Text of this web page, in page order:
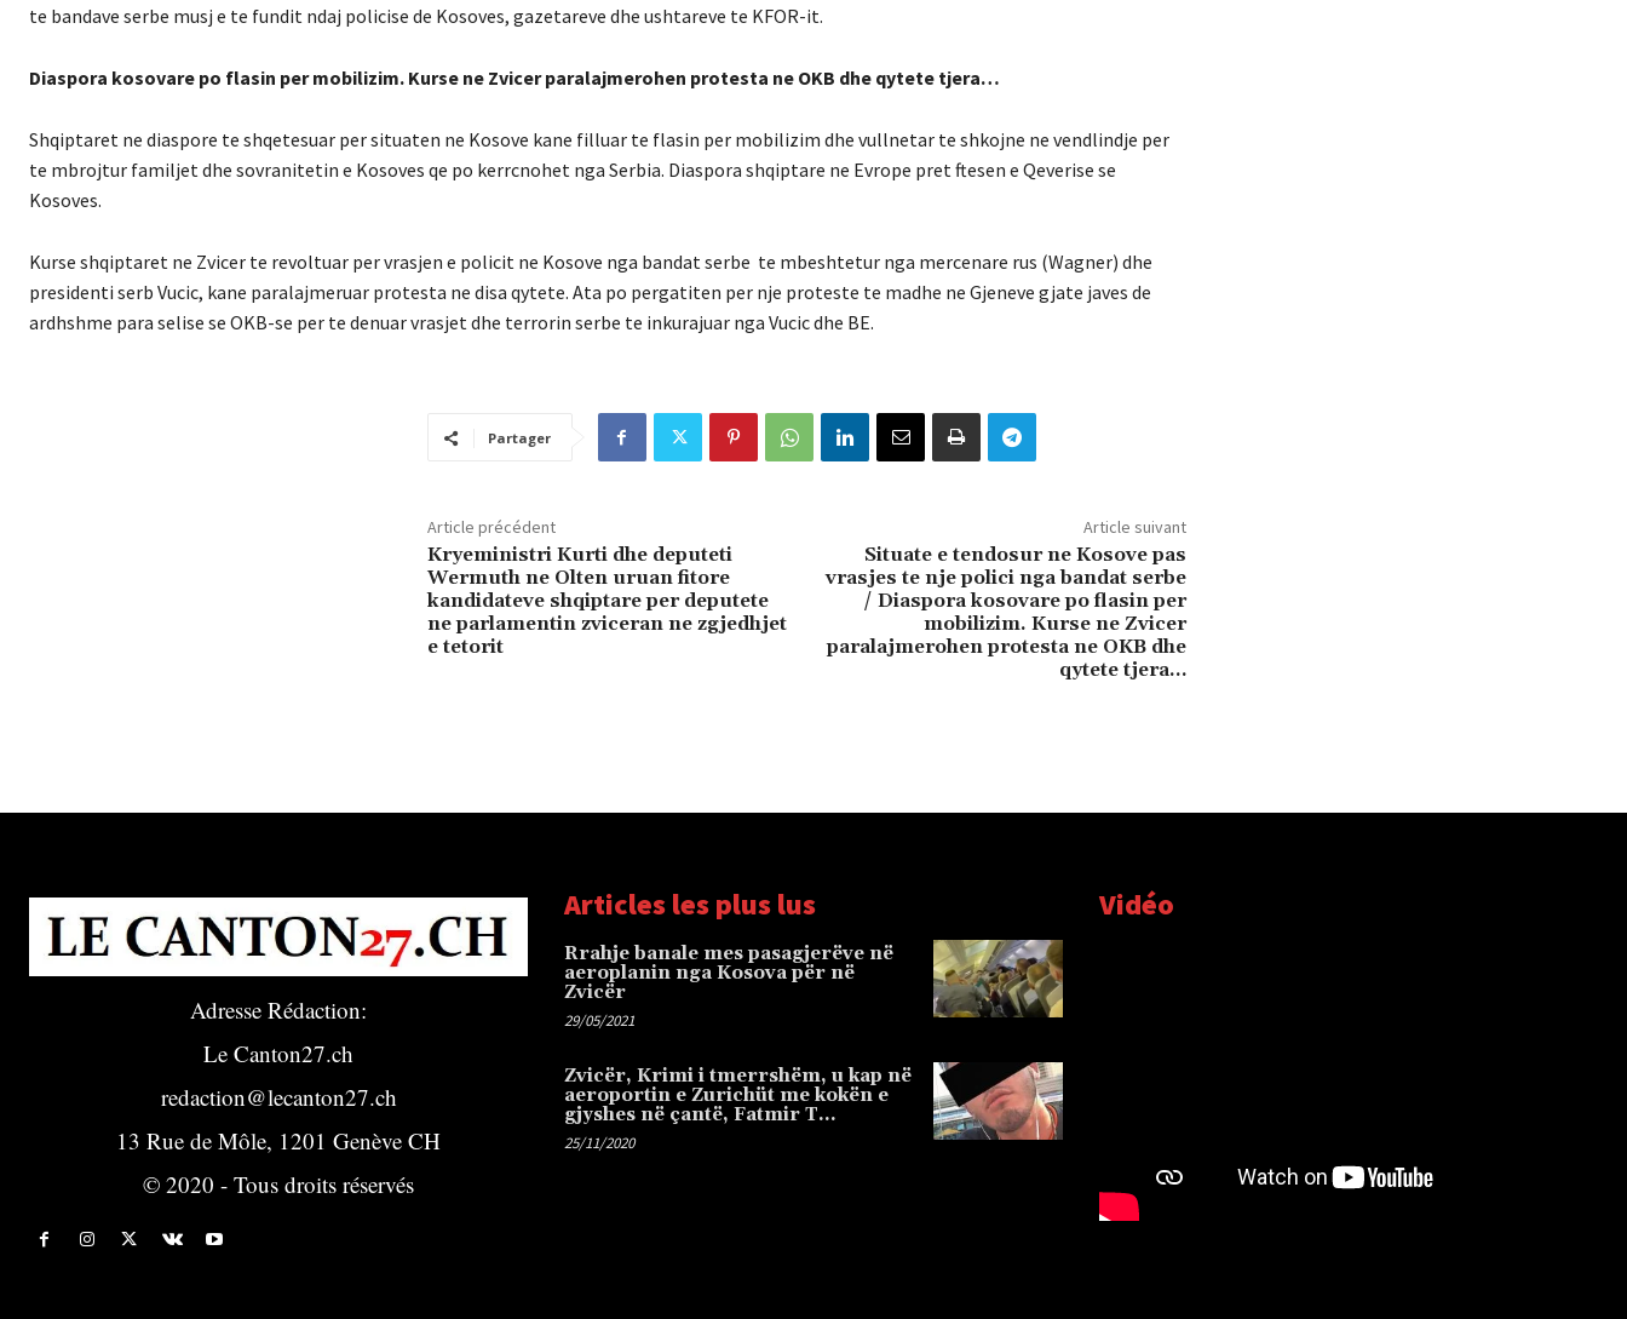
te bandave serbe musj e te fundit ndaj policise de Kosoves, gazetareve dhe ushtareve te KFOR-it.
Diaspora kosovare po flasin per mobilizim. Kurse ne Zvicer paralajmerohen protesta ne OKB dhe qytete tjera…
Shqiptaret ne diaspore te shqetesuar per situaten ne Kosove kane filluar te flasin per mobilizim dhe vullnetar te shkojne ne vendlindje per
te mbrojtur familjet dhe sovranitetin e Kosoves qe po kerrcnohet nga Serbia. Diaspora shqiptare ne Evrope pret ftesen e Qeverise se
Kosoves.
Kurse shqiptaret ne Zvicer te revoltuar per vrasjen e policit ne Kosove nga bandat serbe te mbeshtetur nga mercenare rus (Wagner) dhe
presidenti serb Vucic, kane paralajmeruar protesta ne disa qytete. Ata po pergatiten per nje proteste te madhe ne Gjeneve gjate javes de
ardhshme para selise se OKB-se per te denuar vrasjet dhe terrorin serbe te inkurajuar nga Vucic dhe BE.
Partager
Article précédent
Kryeministri Kurti dhe deputeti
Wermuth ne Olten uruan fitore
kandidateve shqiptare per deputete
ne parlamentin zviceran ne zgjedhjet
e tetorit
Article suivant
Situate e tendosur ne Kosove pas
vrasjes te nje polici nga bandat serbe
/ Diaspora kosovare po flasin per
mobilizim. Kurse ne Zvicer
paralajmerohen protesta ne OKB dhe
qytete tjera…
Adresse Rédaction:
Le Canton27.ch
redaction@lecanton27.ch
13 Rue de Môle, 1201 Genève CH
© 2020 - Tous droits réservés
Articles les plus lus
Rrahje banale mes pasagjerëve në
aeroplanin nga Kosova për në
Zvicër
29/05/2021
Zvicër, Krimi i tmerrshëm, u kap në
aeroportin e Zurichüt me kokën e
gjyshes në çantë, Fatmir T…
25/11/2020
Vidéo